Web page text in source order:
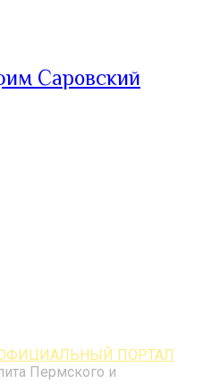
Саровский
ПОРТАЛ
Пермского и